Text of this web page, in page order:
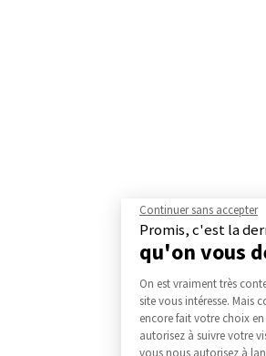
Continuer sans accepter
Promis, c'est la
qu'on vous
Plateforme
On est vraiment très
site vous intéresse. Mais
encore fait votre choix
autorisez à suivre votre